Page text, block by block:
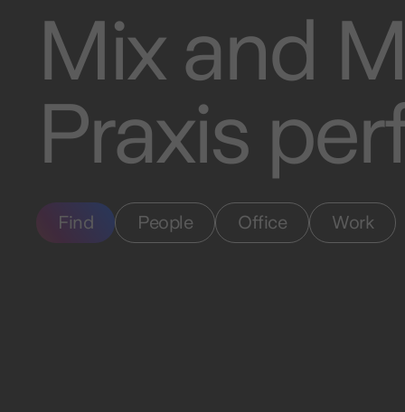
Mix and
Praxis
Find People Office Work